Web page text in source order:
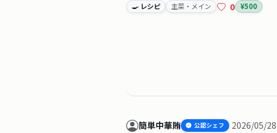
🍳 レシピ 主菜・メイン 0 ¥500
簡単中華賄 公認シェフ 2026/05/28